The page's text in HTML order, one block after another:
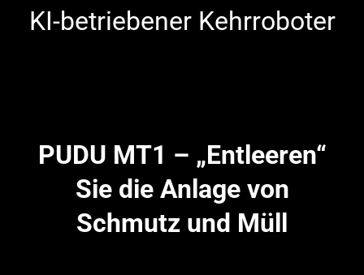
KI-betriebener Kehrroboter
PUDU MT1 – „Entleeren“
Sie die Anlage von
Schmutz und Müll